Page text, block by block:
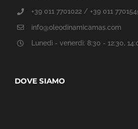
+39 011 7701022 / +39 011
info@oleodinamicamas.com
Lunedì - venerdì: 8:30 - 12:30,
DOVE SIAMO